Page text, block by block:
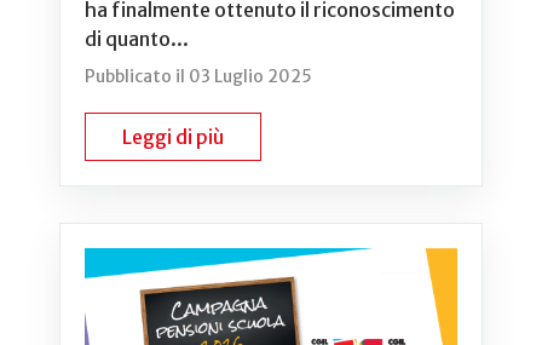
ha finalmente ottenuto il riconoscimento
di quanto...
Pubblicato il 03 Luglio 2025
Leggi di più